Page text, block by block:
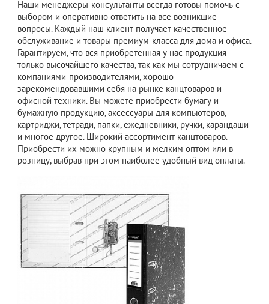
Наши менеджеры-консультанты всегда готовы помочь с
выбором и оперативно ответить на все возникшие
вопросы. Каждый наш клиент получает качественное
обслуживание и товары премиум-класса для дома и офиса.
Гарантируем, что вся приобретенная у нас продукция
только высочайшего качества, так как мы сотрудничаем с
компаниями-производителями, хорошо
зарекомендовавшими себя на рынке канцтоваров и
офисной техники. Вы можете приобрести бумагу и
бумажную продукцию, аксессуары для компьютеров,
картриджи, тетради, папки, ежедневники, ручки, карандаши
и многое другое. Широкий ассортимент канцтоваров.
Приобрести их можно крупным и мелким оптом или в
розницу, выбрав при этом наиболее удобный вид оплаты.